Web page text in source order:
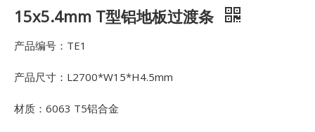
15x5.4mm T型铝地板过渡条
产品编号：TE1
产品尺寸：L2700*W15*H4.5mm
材质：6063 T5铝合金